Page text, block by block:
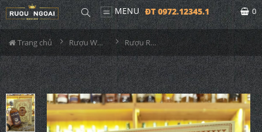
MENU ĐT 0972.12345.1 0
Trang chủ Rượu Whisky Rượu Rock Island Sherry Edition Hộp Quà